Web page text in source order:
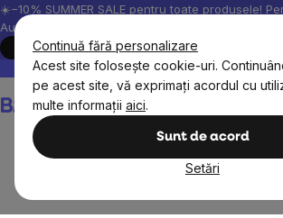
Continuă fără personalizare
Acest site folosește cookie-uri.
pe acest site, vă exprimați acordul cu
multe informații aici.
Sunt de acord
Setări
Treci
la
conținut
☀️−10% SUMMER SALE pentru toate produsele!
August, 2026.
Cumpără acum
Peste 200.000 de recenzii verificate